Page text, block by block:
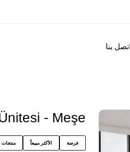
اتصل بنا
- Meşe
فرصة الأكثر مبيعاً